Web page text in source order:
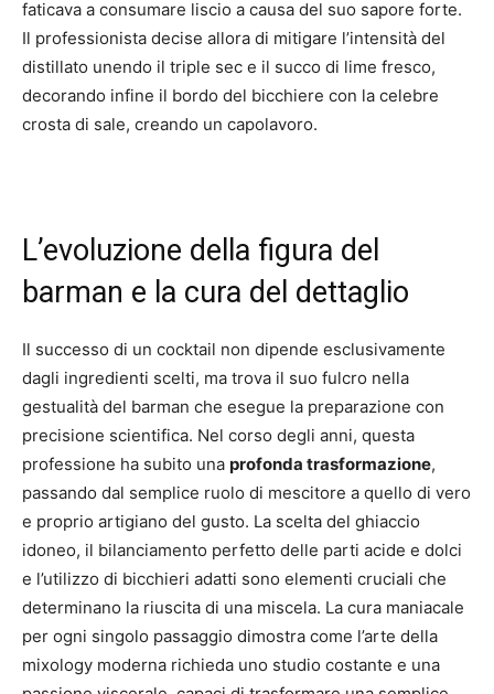
faticava a consumare liscio a causa del suo sapore forte.
Il professionista decise allora di mitigare l’intensità del
distillato unendo il triple sec e il succo di lime fresco,
decorando infine il bordo del bicchiere con la celebre
crosta di sale, creando un capolavoro.
L’evoluzione della figura del
barman e la cura del dettaglio
Il successo di un cocktail non dipende esclusivamente
dagli ingredienti scelti, ma trova il suo fulcro nella
gestualità del barman che esegue la preparazione con
precisione scientifica. Nel corso degli anni, questa
professione ha subito una profonda trasformazione,
passando dal semplice ruolo di mescitore a quello di vero
e proprio artigiano del gusto. La scelta del ghiaccio
idoneo, il bilanciamento perfetto delle parti acide e dolci
e l’utilizzo di bicchieri adatti sono elementi cruciali che
determinano la riuscita di una miscela. La cura maniacale
per ogni singolo passaggio dimostra come l’arte della
mixology moderna richieda uno studio costante e una